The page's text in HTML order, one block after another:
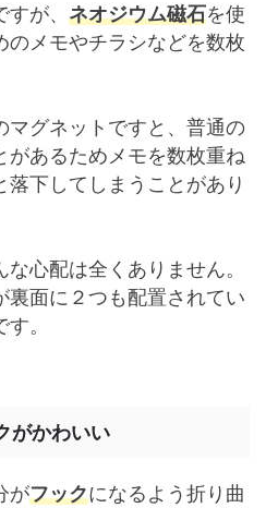
が、 ネオジウム磁石を使
のメモやチラシなどを数枚
マグネットですと、普通の
があるためメモを数枚重ね
下してしまうことがあり
心配は全くありません。
裏面に２つも配置されてい
。
がかわいい
がフックになるよう折り曲